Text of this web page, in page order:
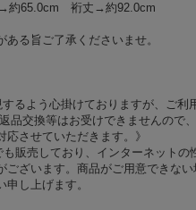
裄丈→約92.0cm
る旨ご了承くださいませ。
るよう心掛けておりますが、ご
品交換等はお受けできませんので
させていただきます。》
販売しており、インターネット
ございます。商品がご用意できな
し上げます。